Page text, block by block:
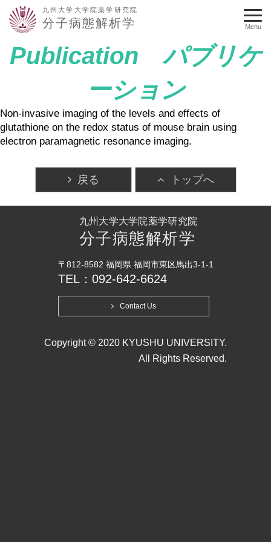
九州大学大学院薬学研究院
分子病態解析学 Menu
Publication パブリケ
ーション
Non-invasive imaging of the levels and effects of
glutathione on the redox status of mouse brain using
electron paramagnetic resonance imaging.
戻る トップへ
九州大学大学院薬学研究院
分子病態解析学
〒812-8582 福岡県 福岡市東区馬出3-1-1
TEL：092-642-6624
Contact Us
Copyright © 2020 KYUSHU UNIVERSITY.
All Rights Reserved.